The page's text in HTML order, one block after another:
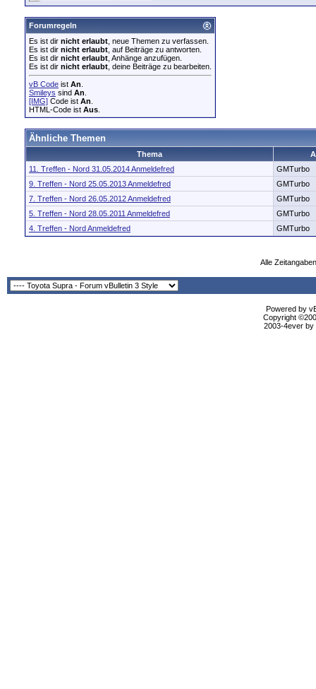
Forumregeln
Es ist dir nicht erlaubt , neue Themen zu verfassen.
Es ist dir nicht erlaubt , auf Beiträge zu antworten.
Es ist dir nicht erlaubt , Anhänge anzufügen.
Es ist dir nicht erlaubt , deine Beiträge zu bearbeiten.
vB Code ist An
Smileys sind An
[IMG] Code ist An
HTML-Code ist Aus
Ähnliche Themen
Thema
11. Treffen - Nord 31.05.2014 Anmeldefred
GMTurbo
9. Treffen - Nord 25.05.2013 Anmeldefred
GMTurbo
7. Treffen - Nord 26.05.2012 Anmeldefred
GMTurbo
5. Treffen - Nord 28.05.2011 Anmeldefred
GMTurbo
4. Treffen - Nord Anmeldefred
GMTurbo
Alle
Powered by
Copyright
2003-4ever by